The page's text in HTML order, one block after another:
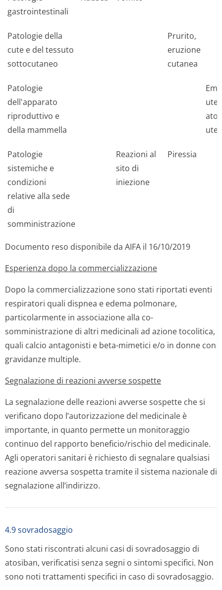
gastrointestinali
Patologie della
cute e del tessuto
sottocutaneo
Prurito,
eruzione
cutanea
Patologie
dell'apparato
riproduttivo e
della mammella
Patologie
sistemiche e
condizioni
relative alla sede
di
somministrazione
Reazioni al
sito di
iniezione
Piressia
Documento reso disponibile da AIFA il 16/10/2019
Esperienza dopo la commercializza­zione
Dopo la commercializzazione sono stati riportati eventi
respiratori quali dispnea e edema polmonare,
particolarmente in associazione alla co-
somministrazione di altri medicinali ad azione tocolitica,
quali calcio antagonisti e beta-mimetici e/o in donne con
gravidanze multiple.
Segnalazione di reazioni avverse sospette
La segnalazione delle reazioni avverse sospette che si
verificano dopo l’autorizzazione del medicinale è
importante, in quanto permette un monitoraggio
continuo del rapporto beneficio/rischio del medicinale.
Agli operatori sanitari è richiesto di segnalare qualsiasi
reazione avversa sospetta tramite il sistema nazionale di
segnalazione all’indirizzo.
4.9 sovradosaggio
Sono stati riscontrati alcuni casi di sovradosaggio di
atosiban, verificatisi senza segni o sintomi specifici. Non
sono noti trattamenti specifici in caso di sovradosaggio.